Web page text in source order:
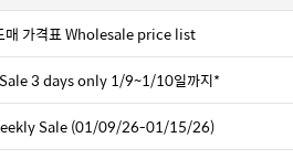
매 가격표 Wholesale price list
3 days only 1/9~1/10일까지*
Sale (01/09/26-01/15/26)